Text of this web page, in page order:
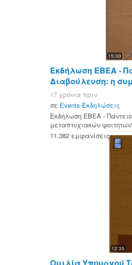
15:00
Εκδήλωση ΕΒΕΑ -
Διαβούλευση: η
17 χρόνια πριν
σε Events-Εκδηλώσεις
Εκδήλωση ΕΒΕΑ -
μεταπτυχιακών
11,382 εμφανίσεις
12:35